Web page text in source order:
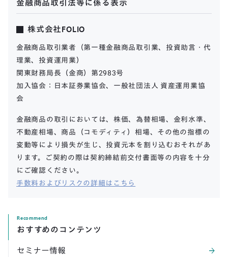
金融商品取引法等に係る表示
株式会社FOLIO
金融商品取引業者（第一種金融商品取引業、投資助言・代
理業、投資運用業）
関東財務局長（金商）第2983号
加入協会：日本証券業協会、一般社団法人 資産運用業協
会
金融商品の取引においては、株価、為替相場、金利水準、
不動産相場、商品（コモディティ）相場、その他の指標の
変動等により損失が生じ、投資元本を割り込むおそれがあ
ります。ご契約の際は契約締結前交付書面等の内容を十分
にご確認ください。
手数料およびリスクの詳細はこちら
Recommend
おすすめのコンテンツ
セミナー情報 arrow_forward